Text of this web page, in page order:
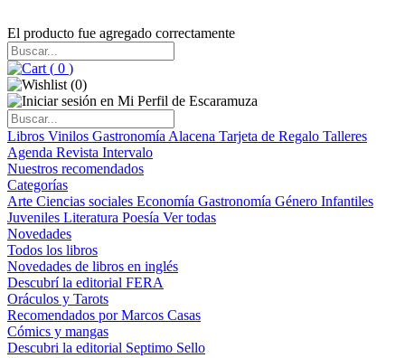
El producto fue agregado correctamente
( 0 )
(0)
Libros Vinilos Gastronomía Alacena Tarjeta de Regalo Talleres
Agenda Revista Intervalo
Nuestros recomendados
Categorías
Arte Ciencias sociales Economía Gastronomía Género Infantiles
Juveniles Literatura Poesía Ver todas
Novedades
Todos los libros
Novedades de libros en inglés
Descubrí la editorial FERA
Oráculos y Tarots
Recomendados por Marcos Casas
Cómics y mangas
Descubri la editorial Septimo Sello